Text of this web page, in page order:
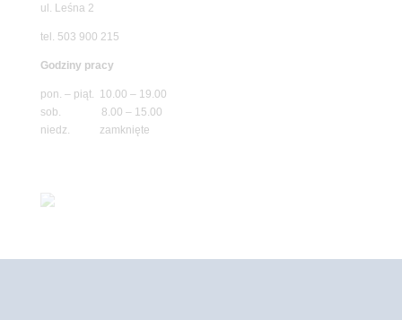
ul. Leśna 2
tel. 503 900 215
Godziny pracy
pon. – piąt. 10.00 – 19.00
sob. 8.00 – 15.00
niedz. zamknięte